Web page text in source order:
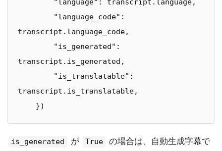
transcript.language_code,
transcript.is_generated,
transcript.is_translatable,
    })
is_generated が True
の場合は、自動生成字幕で